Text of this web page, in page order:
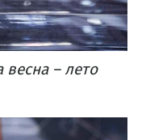
весна – лето